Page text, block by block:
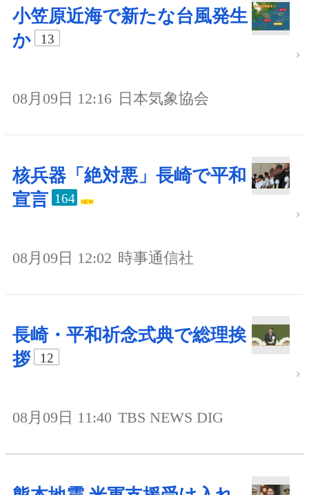
小笠原近海で新たな台風発生
か
13
08月09日 12:16 日本気象協会
核兵器「絶対悪」長崎で平和
宣言 164
08月09日 12:02 時事通信社
長崎・平和祈念式典で総理挨
拶
12
08月09日 11:40 TBS NEWS DIG